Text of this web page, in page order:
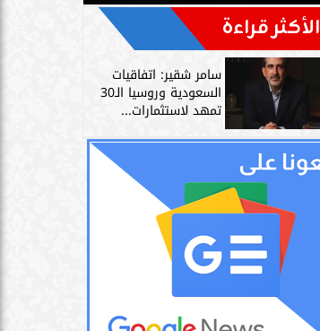
الأكثر قراءة
سامر شقير: اتفاقيات
السعودية وروسيا الـ30
تمهد لاستثمارات...